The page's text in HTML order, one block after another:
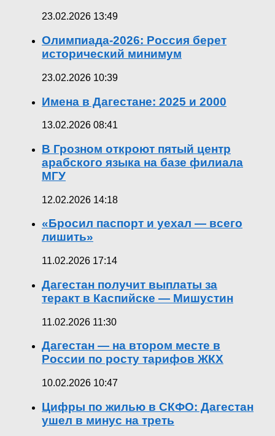
23.02.2026 13:49
Олимпиада-2026: Россия берет
исторический минимум
23.02.2026 10:39
Имена в Дагестане: 2025 и 2000
13.02.2026 08:41
В Грозном откроют пятый центр
арабского языка на базе филиала
МГУ
12.02.2026 14:18
«Бросил паспорт и уехал — всего
лишить»
11.02.2026 17:14
Дагестан получит выплаты за
теракт в Каспийске — Мишустин
11.02.2026 11:30
Дагестан — на втором месте в
России по росту тарифов ЖКХ
10.02.2026 10:47
Цифры по жилью в СКФО: Дагестан
ушел в минус на треть